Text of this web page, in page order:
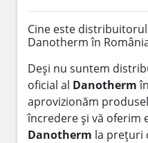
Cine este
Danotherm în
Deși nu suntem
oficial al Danotherm
aprovizionăm
încredere și vă oferim
Danotherm la prețuri